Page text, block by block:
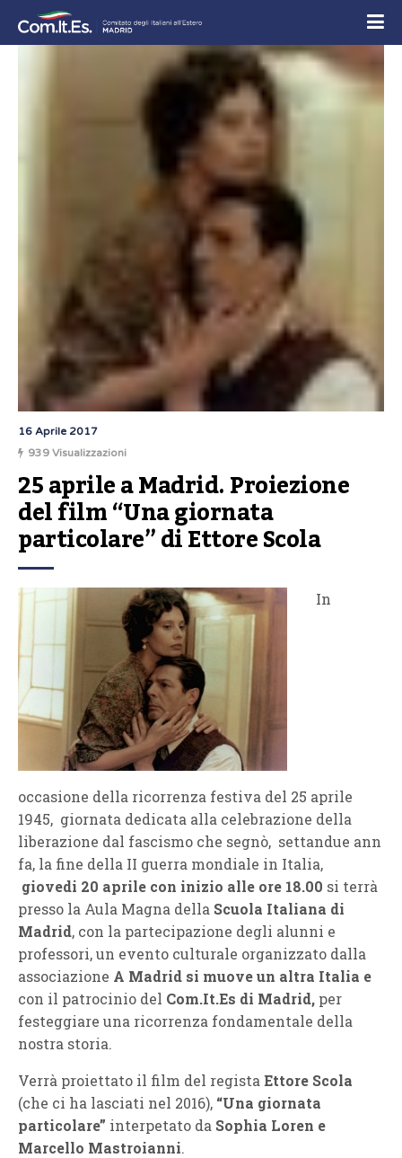
16 Aprile 2017
939 Visualizzazioni
25 aprile a Madrid. Proiezione
del film “Una giornata
particolare” di Ettore Scola
In
occasione della ricorrenza festiva del 25 aprile
1945, giornata dedicata alla celebrazione della
liberazione dal fascismo che segnò, settandue ann
fa, la fine della II guerra mondiale in Italia,
giovedi 20 aprile con inizio alle ore 18.00 si terrà
presso la Aula Magna della Scuola Italiana di
Madrid, con la partecipazione degli alunni e
professori, un evento culturale organizzato dalla
associazione A Madrid si muove un altra Italia e
con il patrocinio del Com.It.Es di Madrid, per
festeggiare una ricorrenza fondamentale della
nostra storia.
Verrà proiettato il film del regista Ettore Scola
(che ci ha lasciati nel 2016), “Una giornata
particolare” interpetato da Sophia Loren e
Marcello Mastroianni.